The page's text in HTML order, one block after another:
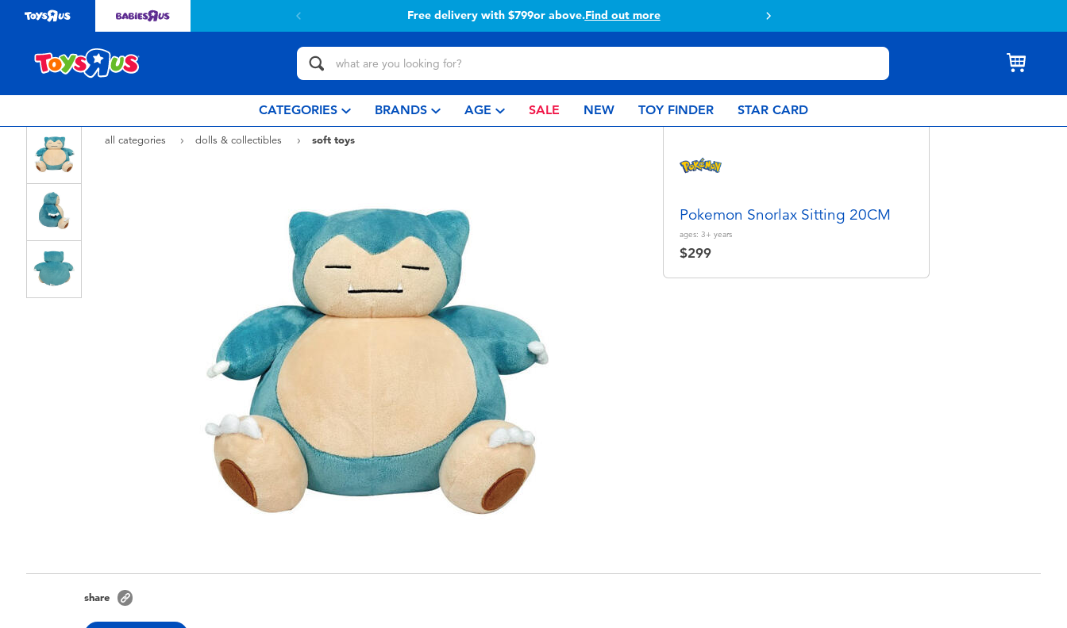
Free delivery with $799or above.Find out more
CATEGORIES BRANDS AGE SALE NEW TOY FINDER STAR CARD
all categories dolls & collectibles soft toys
Pokemon Snorlax Sitting 20CM
ages: 3+ years
$299
share